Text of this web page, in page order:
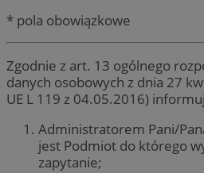
* pola obowiązkowe
Zgodnie z art. 13 ogólnego
danych osobowych z dnia 27
UE L 119 z 04.05.2016)
Administratorem Pani/
jest Podmiot do którego
zapytanie;